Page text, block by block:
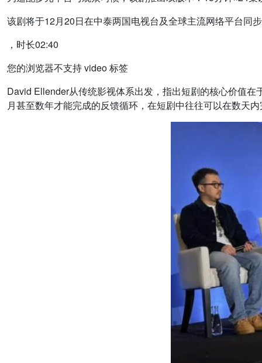
该剧将于12月20日在中泰两国电视台及全球主流网络平台同
，时长02:40
您的浏览器不支持 video 标签
David Ellender从传统影视体系出发，指出短剧的核心价值
月甚至数年才能完成的反馈循环，在短剧中往往可以在数天